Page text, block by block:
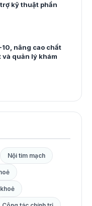
kỹ thuật phần
nâng cao chất
và quản lý khám
Nội tim mạch